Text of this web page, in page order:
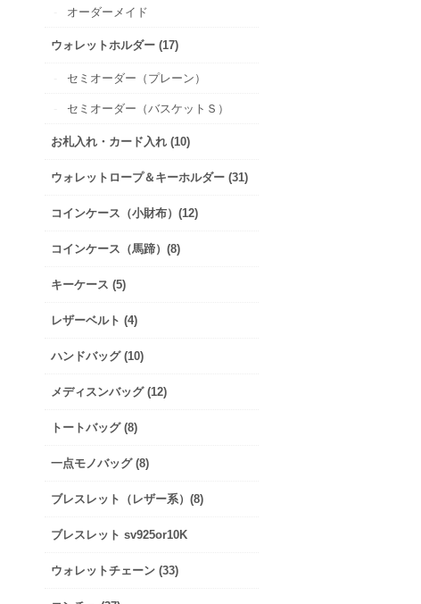
オーダーメイド
ウォレットホルダー (17)
セミオーダー（プレーン）
セミオーダー（バスケットＳ）
お札入れ・カード入れ (10)
ウォレットロープ＆キーホルダー (31)
コインケース（小財布）(12)
コインケース（馬蹄）(8)
キーケース (5)
レザーベルト (4)
ハンドバッグ (10)
メディスンバッグ (12)
トートバッグ (8)
一点モノバッグ (8)
ブレスレット（レザー系）(8)
ブレスレット sv925or10K
ウォレットチェーン (33)